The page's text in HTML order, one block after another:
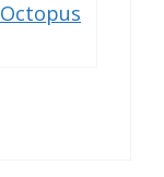
Octopus